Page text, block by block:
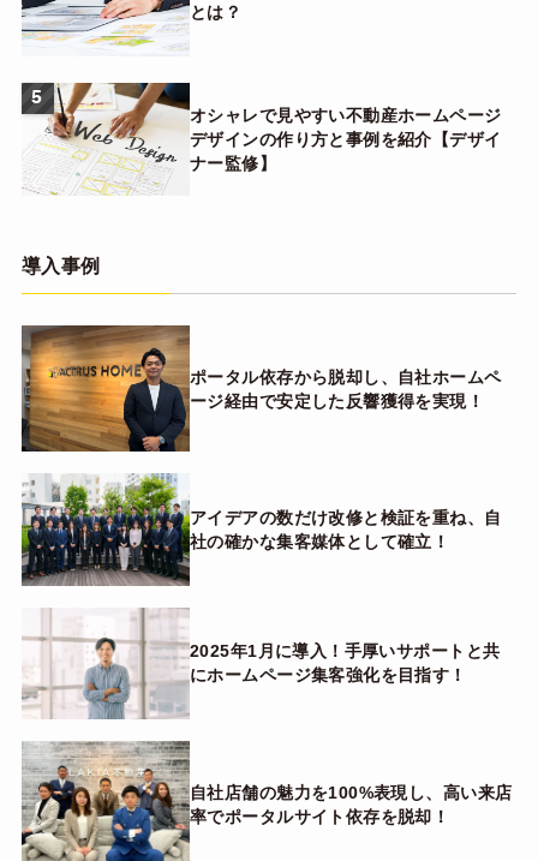
とは？
5
オシャレで見やすい不動産ホームページ
デザインの作り方と事例を紹介【デザイ
ナー監修】
導入事例
ポータル依存から脱却し、自社ホームペ
ージ経由で安定した反響獲得を実現！
アイデアの数だけ改修と検証を重ね、自
社の確かな集客媒体として確立！
2025年1月に導入！手厚いサポートと共
にホームページ集客強化を目指す！
自社店舗の魅力を100%表現し、高い来店
率でポータルサイト依存を脱却！